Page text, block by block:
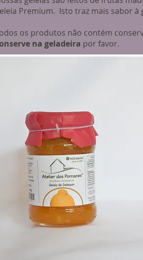
Premium. Isto traz mais sabor à
os produtos não contém
na geladeira por favor.